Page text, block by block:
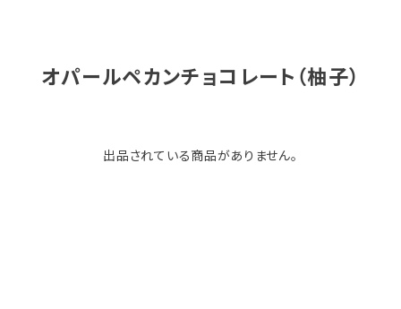
オパールペカンチョコレート（柚子）
出品されている商品がありません。